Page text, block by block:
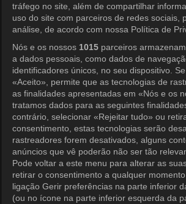
tráfego no site, além de compartilhar
uso do site com parceiros de redes sociais,
análise, de acordo com nossa Política de
Nós e os nossos 1015 parceiros
a dados pessoais, como dados de
identificadores únicos, no seu dispositivo.
«Aceito», permite que as tecnologias de
as finalidades apresentadas em «Nós e os
tratamos dados para as seguintes
contrário, selecionar «Rejeitar tudo» ou
consentimento, estas tecnologias serão
rastreadores forem desativados, alguns
anúncios que vê poderão não ser tão
Pode voltar a este menu para alterar as
retirar o consentimento a qualquer
ligação Gerir preferências na parte inferior
(ou no ícone na parte inferior esquerda da